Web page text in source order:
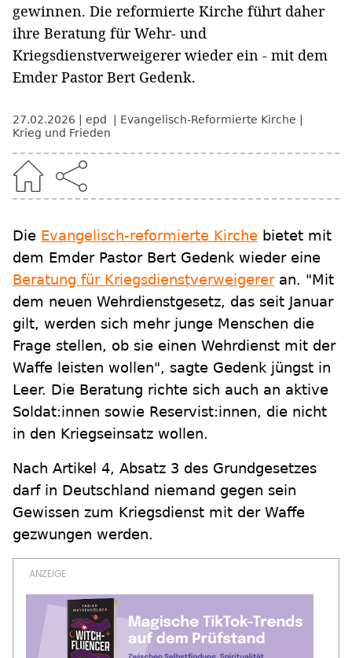
gewinnen. Die reformierte Kirche führt daher
ihre Beratung für Wehr- und
Kriegsdienstverweigerer wieder ein - mit dem
Emder Pastor Bert Gedenk.
27.02.2026 epd
Evangelisch-Reformierte Kirche
Krieg und Frieden
Die Evangelisch-reformierte Kirche bietet mit
dem Emder Pastor Bert Gedenk wieder eine
Beratung für Kriegsdienstverweigereran. "Mit
dem neuen Wehrdienstgesetz, das seit Januar
gilt, werden sich mehr junge Menschen die
Frage stellen, ob sie einen Wehrdienst mit der
Waffe leisten wollen", sagte Gedenk jüngst in
Leer. Die Beratung richte sich auch an aktive
Soldat:innen sowie Reservist:innen, die nicht
in den Kriegseinsatz wollen.
Nach Artikel 4, Absatz 3 des Grundgesetzes
darf in Deutschland niemand gegen sein
Gewissen zum Kriegsdienst mit der Waffe
gezwungen werden.